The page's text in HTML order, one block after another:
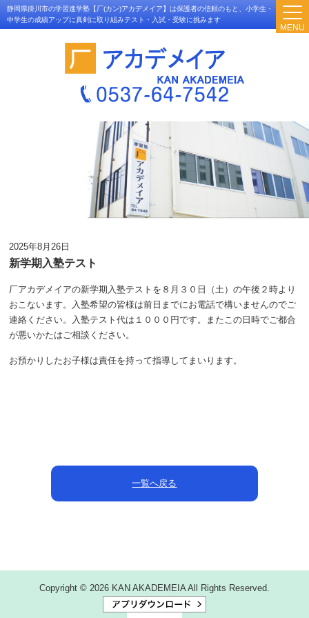
静岡県掛川市の学習進学塾【厂(カン)アカデメイア】は保護者の信頼のもと、小学生・
中学生の成績アップに真剣に取り組みテスト・入試・受験に挑みます
MENU
2025年8月26日
新学期入塾テスト
厂アカデメイアの新学期入塾テストを８月３０日（土）の午後２時より
おこないます。入塾希望の皆様は前日までにお電話で構いませんのでご
連絡ください。入塾テスト代は１０００円です。またこの日時でご都合
が悪いかたはご相談ください。
お預かりしたお子様は責任を持って指導してまいります。
一覧へ戻る
Copyright © 2026 KAN AKADEMEIA All Rights Reserved.